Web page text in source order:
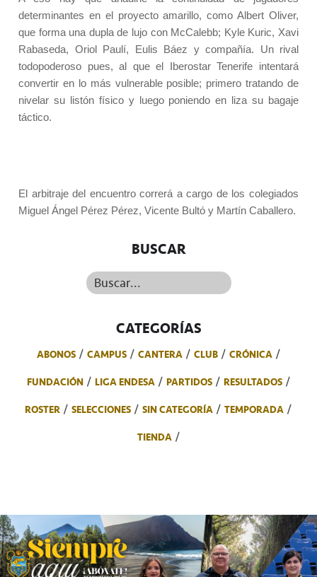
determinantes en el proyecto amarillo, como Albert Oliver,
que forma una dupla de lujo con McCalebb; Kyle Kuric, Xavi
Rabaseda, Oriol Paulí, Eulis Báez y compañía. Un rival
todopoderoso pues, al que el Iberostar Tenerife intentará
convertir en lo más vulnerable posible; primero tratando de
nivelar su listón físico y luego poniendo en liza su bagaje
táctico.
El arbitraje del encuentro correrá a cargo de los colegiados
Miguel Ángel Pérez Pérez, Vicente Bultó y Martín Caballero.
BUSCAR
Buscar...
CATEGORÍAS
ABONOS CAMPUS CANTERA CLUB
CRÓNICA
FUNDACIÓN
LIGA ENDESA PARTIDOS
RESULTADOS
ROSTER
SELECCIONES SIN CATEGORÍA
TEMPORADA
TIENDA